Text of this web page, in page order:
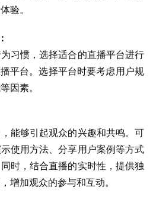
验。
习惯，选择适合的直播平台进行
平台。选择平台时要考虑用户规
因素。
能够引起观众的兴趣和共鸣。可
使用方法、分享用户案例等方式
时，结合直播的实时性，提供独
增加观众的参与和互动。